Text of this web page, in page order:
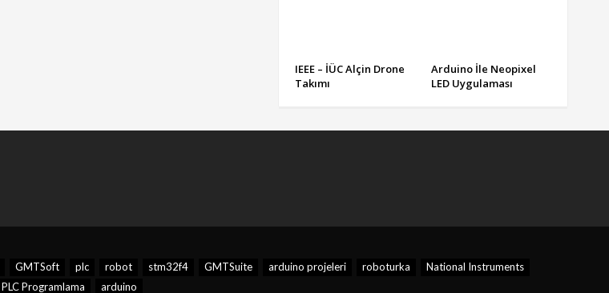
IEEE – İÜC Alçin Drone
Takımı
Arduino İle Neopixel
LED Uygulaması
GMTSoft plc robot stm32f4 GMTSuite arduino projeleri roboturka
National Instruments
PLC Programlama
arduino